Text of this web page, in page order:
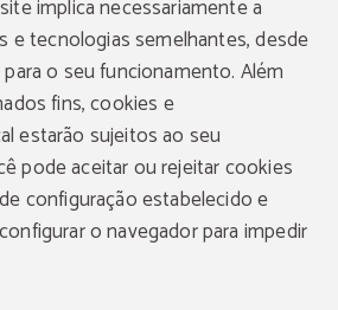
implica necessariamente a
e tecnologias semelhantes, desde
o seu funcionamento. Além
fins, cookies e
estarão sujeitos ao seu
pode aceitar ou rejeitar cookies
configuração estabelecido e
o navegador para impedir